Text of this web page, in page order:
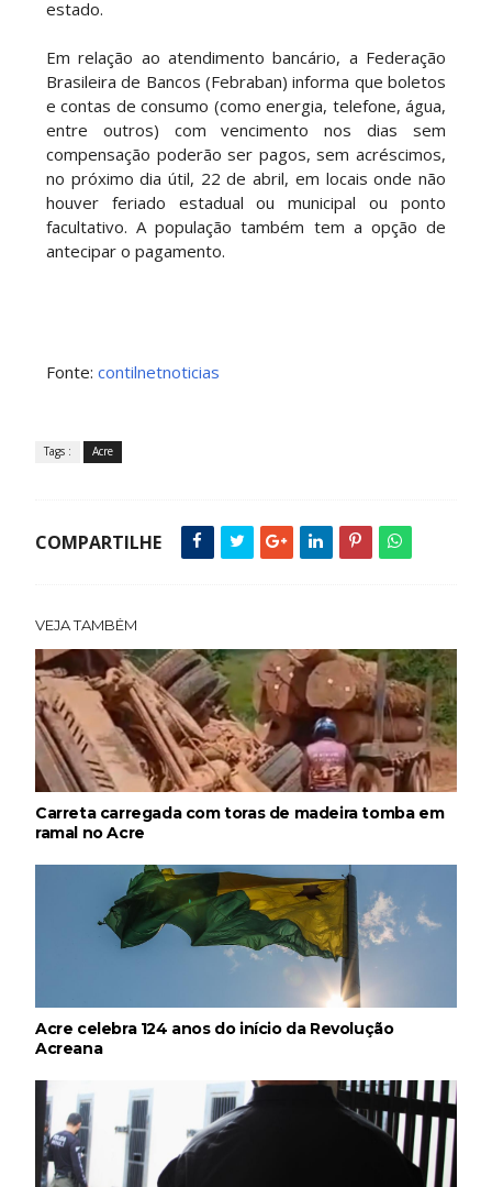
estado.
Em relação ao atendimento bancário, a Federação
Brasileira de Bancos (Febraban) informa que boletos
e contas de consumo (como energia, telefone, água,
entre outros) com vencimento nos dias sem
compensação poderão ser pagos, sem acréscimos,
no próximo dia útil, 22 de abril, em locais onde não
houver feriado estadual ou municipal ou ponto
facultativo. A população também tem a opção de
antecipar o pagamento.
Fonte: contilnetnoticias
Tags : Acre
COMPARTILHE
VEJA TAMBÉM
Carreta carregada com toras de madeira tomba em
ramal no Acre
Acre celebra 124 anos do início da Revolução
Acreana